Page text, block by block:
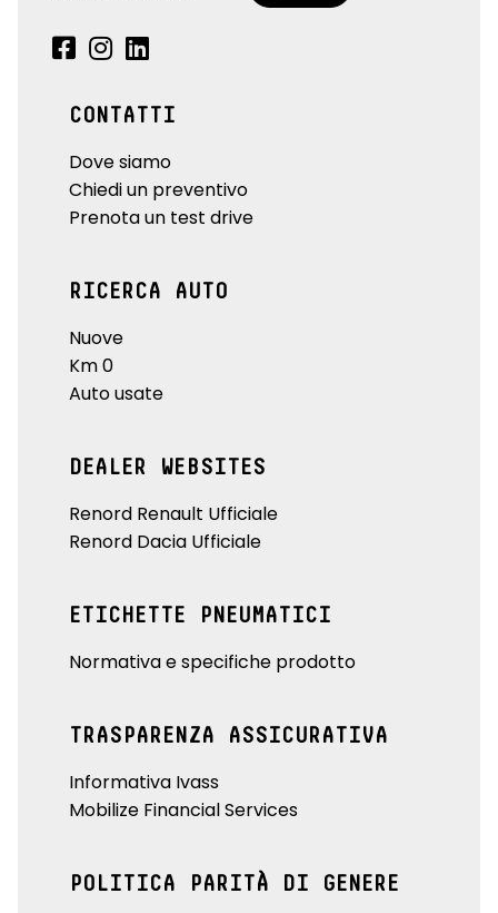
CONTATTI
Dove siamo
Chiedi un preventivo
Prenota un test drive
RICERCA AUTO
Nuove
Km 0
Auto usate
DEALER WEBSITES
Renord Renault Ufficiale
Renord Dacia Ufficiale
ETICHETTE PNEUMATICI
Normativa e specifiche prodotto
TRASPARENZA ASSICURATIVA
Informativa Ivass
Mobilize Financial Services
POLITICA PARITÀ DI GENERE